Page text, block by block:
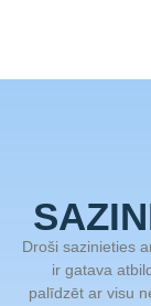
Droši sazinieties
ir gatava
palīdzēt ar visu